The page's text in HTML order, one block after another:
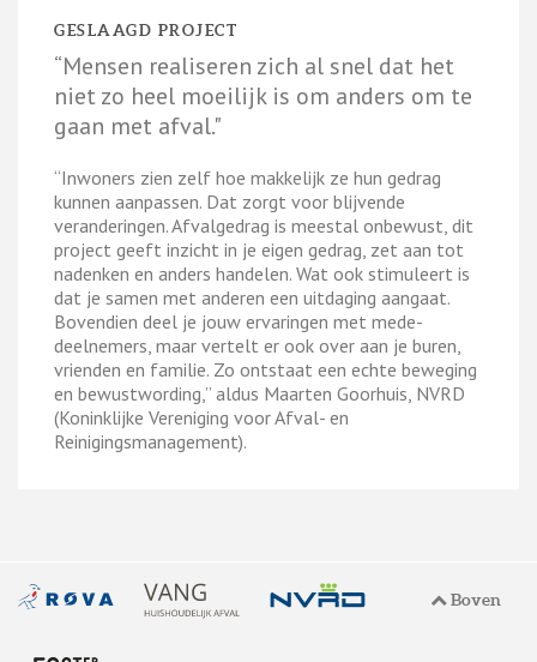
GESLAAGD PROJECT
“Mensen realiseren zich al snel dat het
niet zo heel moeilijk is om anders om te
gaan met afval."
“Inwoners zien zelf hoe makkelijk ze hun gedrag
kunnen aanpassen. Dat zorgt voor blijvende
veranderingen. Afvalgedrag is meestal onbewust, dit
project geeft inzicht in je eigen gedrag, zet aan tot
nadenken en anders handelen. Wat ook stimuleert is
dat je samen met anderen een uitdaging aangaat.
Bovendien deel je jouw ervaringen met mede-
deelnemers, maar vertelt er ook over aan je buren,
vrienden en familie. Zo ontstaat een echte beweging
en bewustwording,” aldus Maarten Goorhuis, NVRD
(Koninklijke Vereniging voor Afval- en
Reinigingsmanagement).
Boven